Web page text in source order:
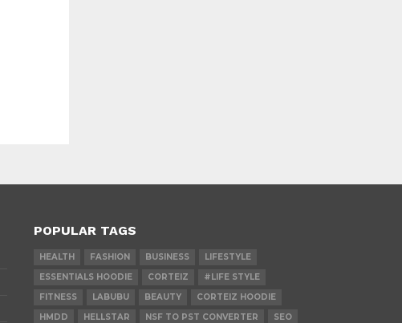
POPULAR TAGS
HEALTH FASHION BUSINESS
LIFESTYLE
ESSENTIALS HOODIE
CORTEIZ
#LIFE STYLE
FITNESS
LABUBU BEAUTY
CORTEIZ HOODIE
HMDD
HELLSTAR NSF TO PST CONVERTER
SEO